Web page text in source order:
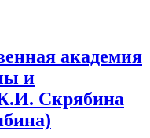
академия
и
Скрябина